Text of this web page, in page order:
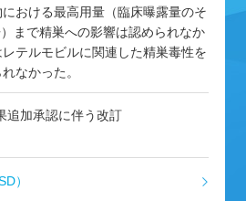
おける最高用量（臨床曝露量のそ
まで精巣への影響は認められなか
テルモビルに関連した精巣毒性を
なかった。
追加承認に伴う改訂
）